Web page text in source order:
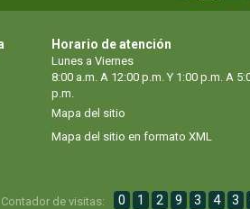
Horario de atención
Lunes a Viernes
8:00 a.m. A 12:00 p.m. Y 1:00 p.m. A
p.m.
Mapa del sitio
Mapa del sitio en formato XML
Contador de visitas: 0 1 2 9 3 4 3